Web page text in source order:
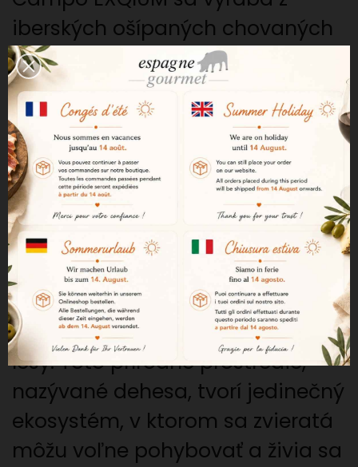
iberských ošípaných chovaných
v krajine dehesa v Andalúzii. Táto
oblasť na juhu Španielska je
známa kvalitou svojich pastvín a
podnebím priaznivým pre
tradičný chov iberských
ošípaných.
Krajina dehesa
Ošípané sa voľne pohybujú na
rozsiahlych pastvinách, ktoré
tvoria prírodné lúky a dubové
lesy. Toto prírodné prostredie,
nazývané dehesa, tvorí jedinečný
ekosystém, v ktorom sa zvieratá
môžu voľne pohybovať a živia sa